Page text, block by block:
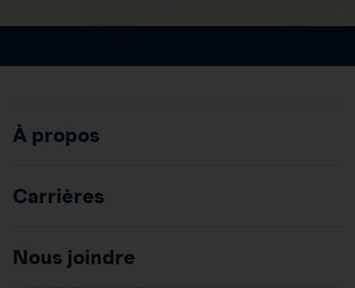
À propos
Carrières
Nous joindre